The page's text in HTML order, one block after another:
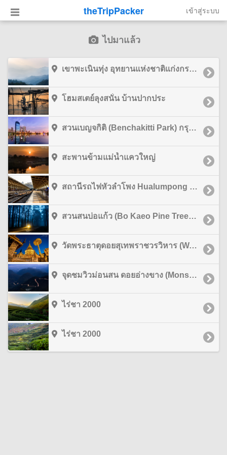
theTripPacker เข้าสู่ระบบ
ไปมาแล้ว
เขาพะเนินทุ่ง อุทยานแห่งชาติแก่งกระจาน (Panoenthung Scenic Point) เพชรบุรี
โฮมสเตย์ลุงสนั่น บ้านปากประ
สวนเบญจกิติ (Benchakitti Park) กรุงเทพมหานคร
สะพานข้ามแม่น้ำแควใหญ่
สถานีรถไฟหัวลำโพง Hualumpong Station กรุงเทพมหานคร
สวนสนบ่อแก้ว (Bo Kaeo Pine Tree Garden) เชียงใหม่
วัดพระธาตุดอยสุเทพราชวรวิหาร (Wat Phra That Doi Suthep) เชียงใหม่
จุดชมวิวม่อนสน ดอยอ่างขาง (Monson Viewpoint Doi Angkhang) เชียงใหม่
ไร่ชา 2000
ไร่ชา 2000